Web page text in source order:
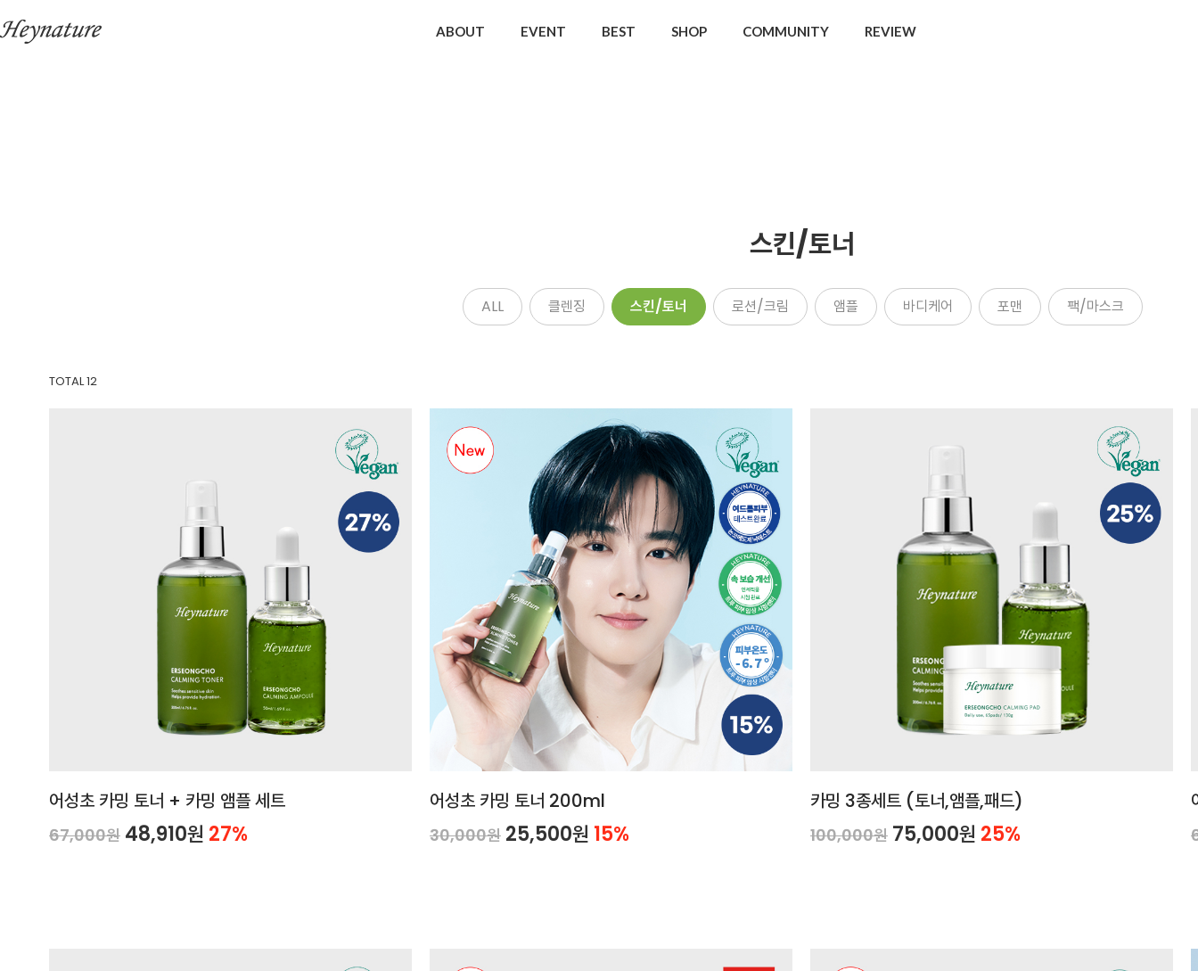
ABOUT EVENT BEST SHOP COMMUNITY REVIEW
스킨/토너
ALL 클렌징 스킨/토너 로션/크림 앰플 바디케어 포맨 팩/마스크
TOTAL12
어성초 카밍 토너 + 카밍 앰플 세트
67,000원 48,910원 27%
어성초 카밍 토너 200ml
30,000원 25,500원 15%
카밍 3종세트 (토너,앰플,패드)
100,000원 75,000원 25%